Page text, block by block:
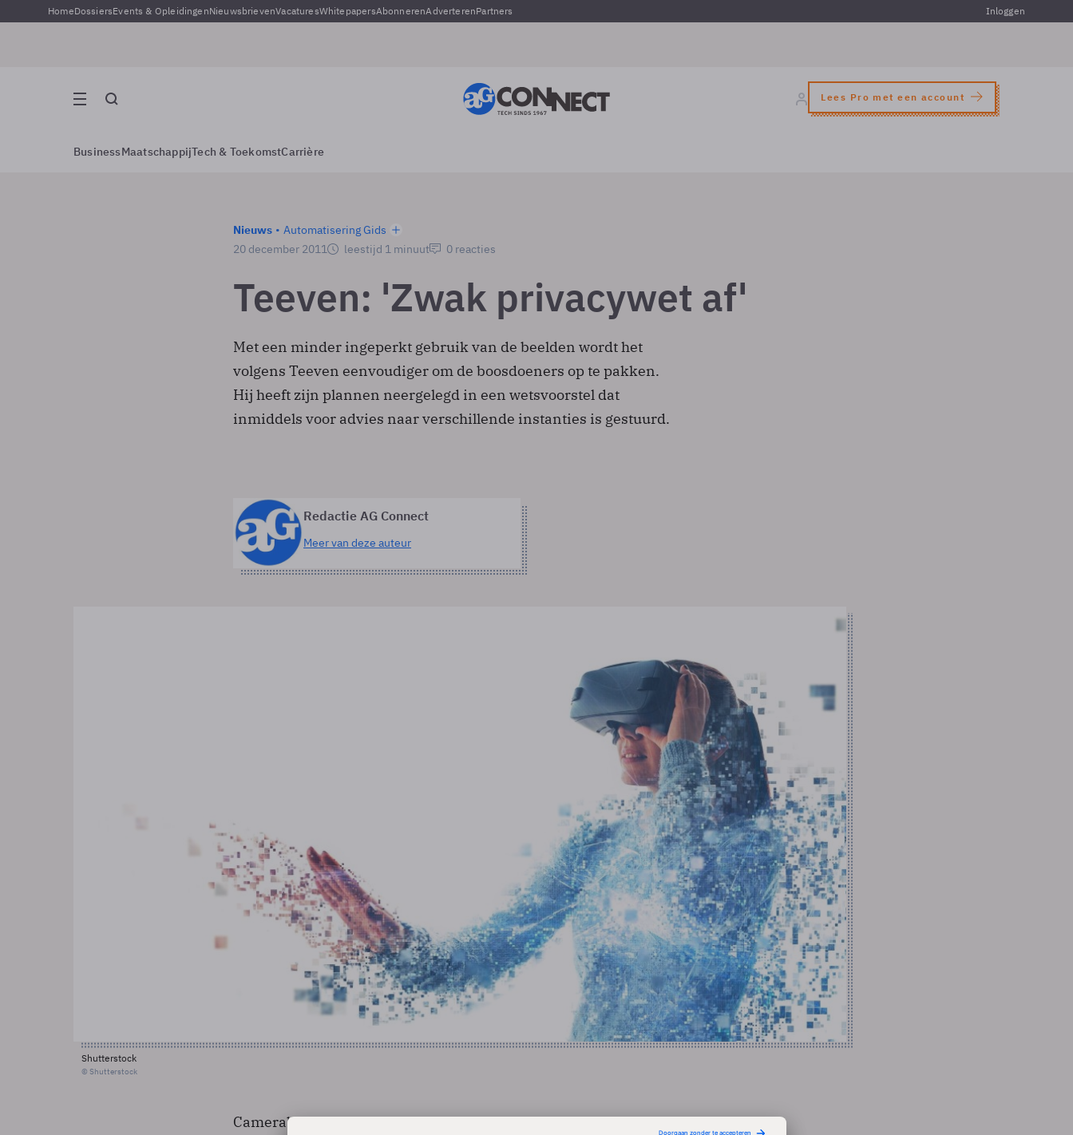
HomeDossiersEvents & OpleidingenNieuwsbrievenVacaturesWhitepapersAbonnerenAdverterenPartners Inloggen
Lees Pro met een account
BusinessMaatschappijTech & ToekomstCarrière
Nieuws
Automatisering Gids
20 december 2011
leestijd 1 minuut 0 reacties
Teeven: 'Zwak privacywet af'
Met een minder ingeperkt gebruik van de beelden wordt het
volgens Teeven eenvoudiger om de boosdoeners op te pakken.
Hij heeft zijn plannen neergelegd in een wetsvoorstel dat
inmiddels voor advies naar verschillende instanties is gestuurd.
Redactie AG Connect
Meer van deze auteur
Shutterstock
© Shutterstock
Camerabeelden van particulieren en bedrijven voor opsporingsdoeleinden